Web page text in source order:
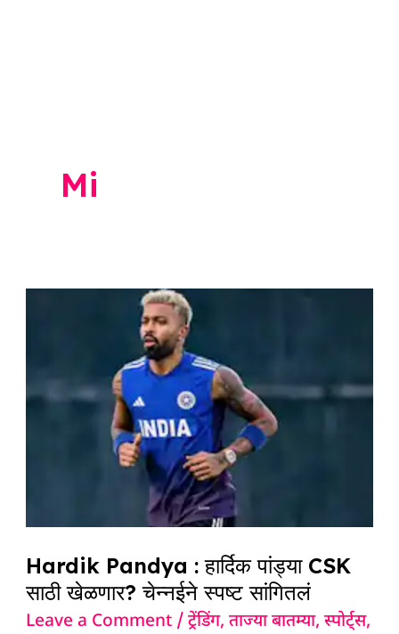
Mi
Hardik Pandya : हार्दिक पांड्या CSK
साठी खेळणार? चेन्नईने स्पष्ट सांगितलं
Leave a Comment /ट्रेंडिंग,ताज्या बातम्या,स्पोर्ट्स,
हार्दिक
चेन्नईने
सांगितलं